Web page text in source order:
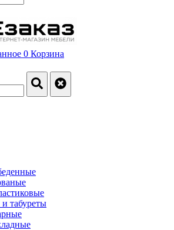
0 Корзина
табуреты